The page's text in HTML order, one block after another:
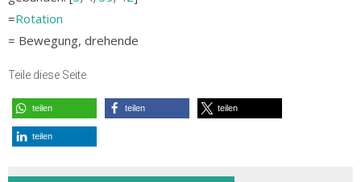
=Rotation
= Bewegung, drehende
Teile diese Seite
teilen teilen teilen
teilen